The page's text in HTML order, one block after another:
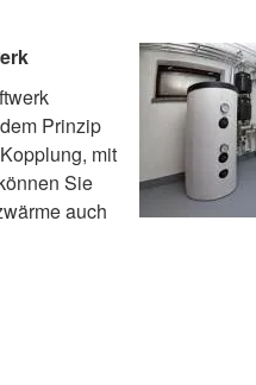
Prinzip
mit
Sie
auch